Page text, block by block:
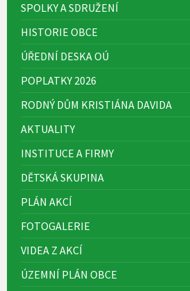
SPOLKY A SDRUŽENÍ
HISTORIE OBCE
ÚŘEDNÍ DESKA OÚ
POPLATKY 2026
RODNÝ DŮM KRISTIÁNA DAVIDA
AKTUALITY
INSTITUCE A FIRMY
DĚTSKÁ SKUPINA
PLÁN AKCÍ
FOTOGALERIE
VIDEA Z AKCÍ
ÚZEMNÍ PLÁN OBCE